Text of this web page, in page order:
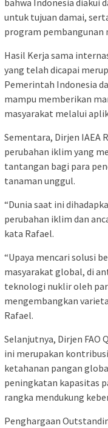
untuk tujuan damai,
program pembangunan
Hasil Kerja sama
yang telah dicapai
Pemerintah Indonesia
mampu memberikan
masyarakat melalui
Sementara, Dirjen IAEA
perubahan iklim yang
tantangan bagi para
tanaman unggul.
“Dunia saat ini
perubahan iklim dan
kata Rafael.
“Upaya mencari solusi
masyarakat global, di
teknologi nuklir oleh
mengembangkan
Rafael.
Selanjutnya, Dirjen FAO
ini merupakan
ketahanan pangan
peningkatan kapasitas
rangka mendukung
Penghargaan